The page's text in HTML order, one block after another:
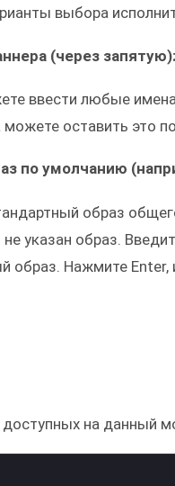
выбора
(через запятую):
ввести любые
оставить это
по умолчанию
образ
не указан образ.
образ. Нажмите Enter,
на данный